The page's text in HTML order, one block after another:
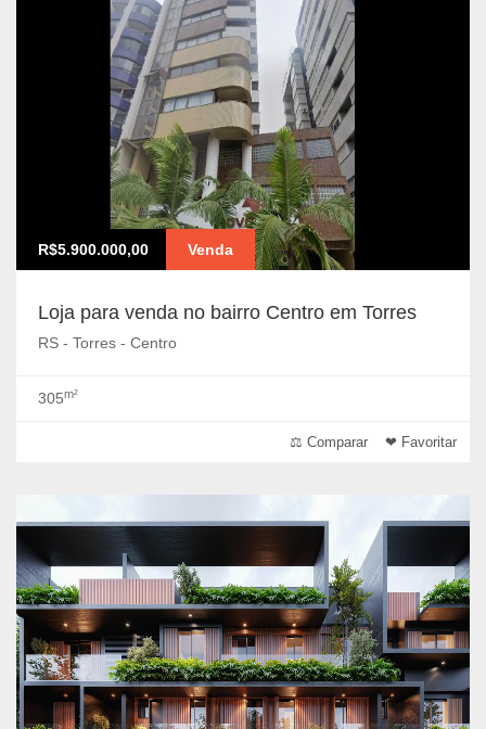
R$5.900.000,00 Venda
Loja para venda no bairro Centro em Torres
RS - Torres - Centro
305m²
⚖ Comparar ❤ Favoritar